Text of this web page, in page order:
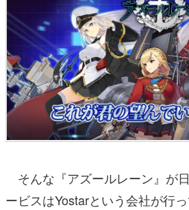
そんな『アズールレーン』が
ービスはYostarという会社が行っ